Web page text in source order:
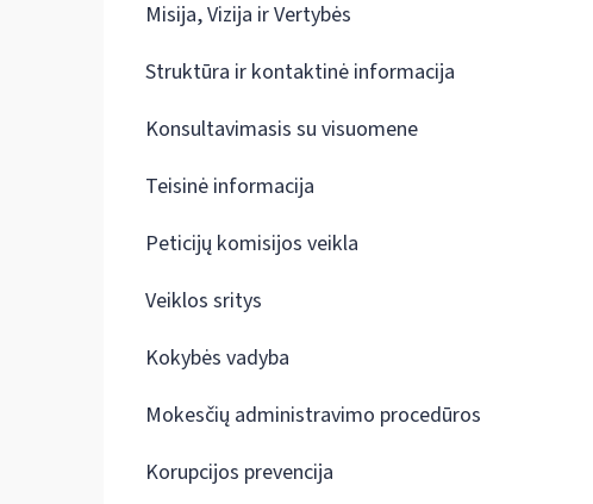
Misija, Vizija ir Vertybės
Struktūra ir kontaktinė informacija
Konsultavimasis su visuomene
Teisinė informacija
Peticijų komisijos veikla
Veiklos sritys
Kokybės vadyba
Mokesčių administravimo procedūros
Korupcijos prevencija